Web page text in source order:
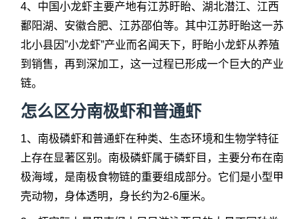
4、中国小龙虾主要产地有江苏盱眙、湖北潜江、江西
鄱阳湖、安徽合肥、江苏邵伯等。其中江苏盱眙这一苏
北小县因”小龙虾”产业而名闻天下，盱眙小龙虾从养殖
到销售，再到深加工，这一过程已形成一个巨大的产业
链。
怎么区分南极虾和普通虾
1、南极磷虾和普通虾在种类、生态环境和生物学特征
上存在显著区别。南极磷虾属于磷虾目，主要分布在南
极海域，是南极食物链的重要组成部分。它们是小型甲
壳动物，身体透明，身长约为2-6厘米。